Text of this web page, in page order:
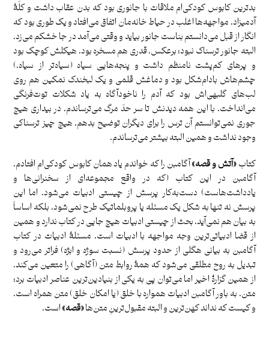
بدترین کابوس کودکی‌‌ام ملاقات با جانوری بود که بدن عقاب داشت و کلّۀ
آدمیزاد. مواجهه‌ها اغلب در حیاط خانه‌مان اتفاق می‌افتاد و یک طوری بود که
انگار از قبل می‌دانستم بناست جانور بیاید و وقتی می‌آمد در جا خشکم می‌زد.
البته جانور ترسناک نبود؛ برعکس، قدری هم مسخره بود. هیکلش کوچک بود
و پرهای کم‌پشت نامنظم داشت و پنجه‌هایی سیاه (سیاه‌تر از سیاه.)
چشم‌‌هاش بادام‌شکل بود و دماغش قلمی و یک لبخندک نمکین هم روی
لب‌های گلبهی‌اش بود که آدم را ناخودآگاه به یاد شکلات توت‌فرنگی
می‌انداخت. با این همه دیدنش تا سر حدّ مرگ می‌ترساندم. در بیداری هیچ
جوری نمی‌توانستم آن ترس را برای دیگران توضیح بدهم. هیچ چیز ترسناکی
وجود نداشت و همین البته بیشتر می‌ترساندم.
کتاب«آتش و قصه»آگامبن را که خواندم یاد همان کابوس کودکی‌ام افتادم.
آگامبن در این کتاب (که در واقع مجموعه‌ای از سخنرانی‌ها و
یادداشت‌هاست) دست‌به‌کار پرسش از چیستی ادبیات می‌شود. اما این
پرسش نه تنها به شکل یک مسئله یا پروبلماتیک طرح نمی‌شود، بلکه اساساً
به بیان هم نمی‌آید. بحث از چیستی ادبیات هیچ جایی در کتاب ندارد و همین
از قضا ادبیاتی‌ترین وجه مواجهه با ادبیات است. مسئلۀ ادبیات در کتاب
آگامبن به بیانی هگلی از حدود پرسش (نسبت سوژه و ابژه) فراتر می‌رود و
تبدیل به روح مطلقی می‌شود که همۀ روابط متن (آگاهی) را متعین می‌کند.
از همین گزارۀ اخیر اما می‌توان پی به یکی از بنیادین‌ترین عناصر ادبیات برد؛
متن. به باور آگامبن ادبیات همواره با خلق (یا امکان خلق) متن همراه است.
و کیست که نداند کهن‌ترین و البته مقبول‌ترینِ متن‌ها«قصه»است.